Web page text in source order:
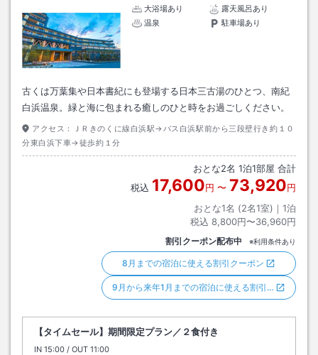
大浴場あり
露天風呂あり
温泉
駐車場あり
古くは万葉集や日本書紀にも登場する日本三古湯のひとつ、南紀
白浜温泉。緑と海に包まれる癒しのひと時をお過ごしください。
アクセス：
ＪＲきのくに線白浜駅→バス白浜駅前から三段壁行き約１０
分東白浜下車→徒歩約１分
おとな2名 1泊1部屋 合計
税込 17,600円 〜 73,920円
おとな1名 (2名1室)｜ 1泊
税込 8,800円〜36,960円
割引クーポン配布中 ※利用条件あり
8月までの宿泊に使える割引クーポン
9月から来年1月までの宿泊に使える割引…
【タイムセール】期間限定プラン／２食付き
IN チェックイン
15:00 / OUT チェックアウト
11:00